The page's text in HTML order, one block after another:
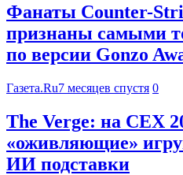
Фанаты Counter-
признаны самыми
по версии Gonzo
Газета.Ru7 месяцев спустя 0
The Verge: на CEX
«оживляющие»
ИИ подставки